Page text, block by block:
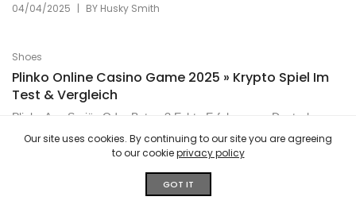
04/04/2025 | BY Husky Smith
Shoes
Plinko Online Casino Game 2025 » Krypto Spiel Im
Test & Vergleich
Plinko App Seriös Oder Betrug? Echte Erfahrungen Deutscher
SpielerContentPlinko Online Casino Game Kostenlos
SpielenQuickwin: Thus...
Our site uses cookies. By continuing to our site you are agreeing
to our cookieprivacy policy
GOT IT